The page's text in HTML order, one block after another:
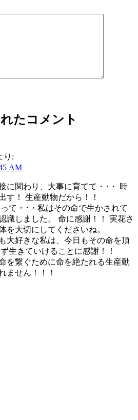
たコメント
り:
AM
に関わり、大事に育てて・･・ 時
す！ 生産動物だから！！
て・･・私はその命で生かされて
識しました。 命に感謝！！ 実花さ
を大切にしてくださいね。
大好きな私は、今日もその命を頂
生きていけることに感謝！！
を繋ぐために命を絶たれる生産動
ません！！！